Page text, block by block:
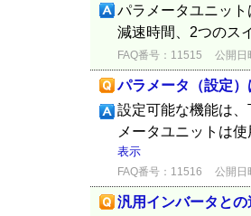
パラメータユニッ
減速時間、2つのス
FAQ番号：11515 公開日
パラメータ（設定
設定可能な機能は
メータユニットは
表示
FAQ番号：11516 公開日
汎用インバータとの